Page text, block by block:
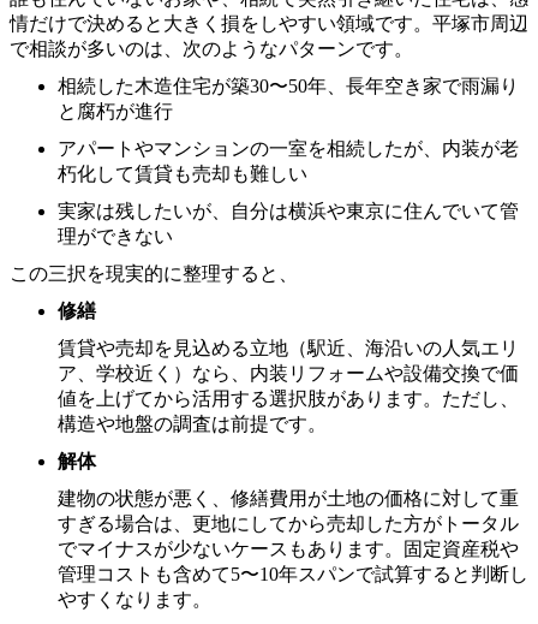
情だけで決めると大きく損をしやすい領域です。平塚市周辺
で相談が多いのは、次のようなパターンです。
相続した木造住宅が築30〜50年、長年空き家で雨漏り
と腐朽が進行
アパートやマンションの一室を相続したが、内装が老
朽化して賃貸も売却も難しい
実家は残したいが、自分は横浜や東京に住んでいて管
理ができない
この三択を現実的に整理すると、
修繕
賃貸や売却を見込める立地（駅近、海沿いの人気エリ
ア、学校近く）なら、内装リフォームや設備交換で価
値を上げてから活用する選択肢があります。ただし、
構造や地盤の調査は前提です。
解体
建物の状態が悪く、修繕費用が土地の価格に対して重
すぎる場合は、更地にしてから売却した方がトータル
でマイナスが少ないケースもあります。固定資産税や
管理コストも含めて5〜10年スパンで試算すると判断し
やすくなります。